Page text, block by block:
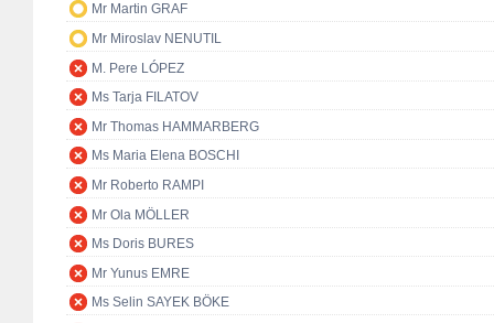
Mr Martin GRAF
Mr Miroslav NENUTIL
M. Pere LÓPEZ
Ms Tarja FILATOV
Mr Thomas HAMMARBERG
Ms Maria Elena BOSCHI
Mr Roberto RAMPI
Mr Ola MÖLLER
Ms Doris BURES
Mr Yunus EMRE
Ms Selin SAYEK BÖKE